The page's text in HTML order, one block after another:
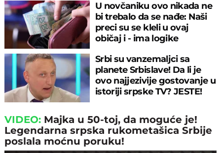
U novčaniku ovo nikada ne
bi trebalo da se nađe: Naši
preci su se kleli u ovaj
običaj i - ima logike
Srbi su vanzemaljci sa
planete Srbislave! Da li je
ovo najjezivije gostovanje u
istoriji srpske TV? JESTE!
VIDEO: Majka u 50-toj, da moguće je!
Legendarna srpska rukometašica Srbije
poslala moćnu poruku!